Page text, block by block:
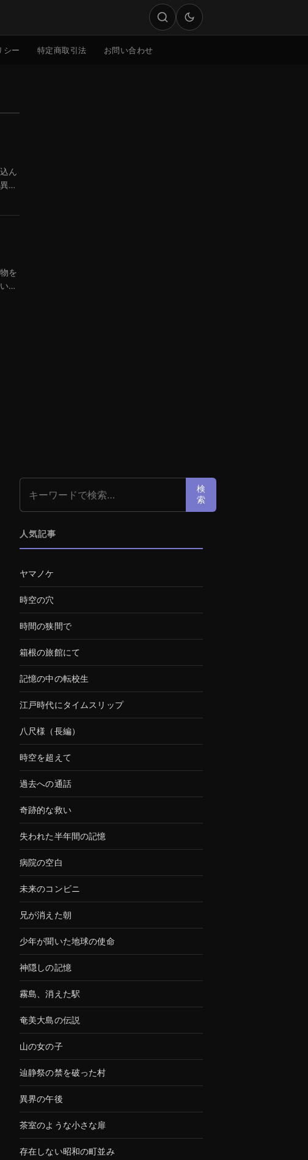
シー 特定商取引法 お問い合わせ
ん
を
検
索
人気記事
ヤマノケ
時空の穴
時間の狭間で
箱根の旅館にて
記憶の中の転校生
江戸時代にタイムスリップ
八尺様（長編）
時空を超えて
過去への通話
奇跡的な救い
失われた半年間の記憶
病院の空白
未来のコンビニ
兄が消えた朝
少年が聞いた地球の使命
神隠しの記憶
霧島、消えた駅
奄美大島の伝説
山の女の子
辿静祭の禁を破った村
異界の午後
茶室のような小さな扉
存在しない昭和の町並み